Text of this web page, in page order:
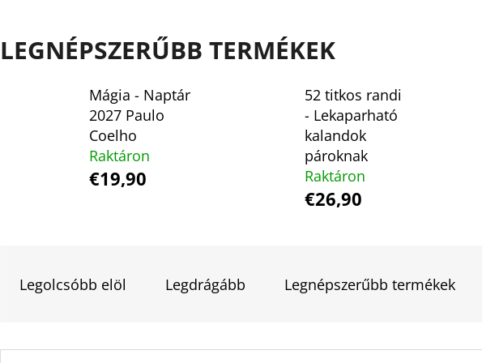
LEGNÉPSZERŰBB TERMÉKEK
Mágia - Naptár
2027 Paulo
Coelho
Raktáron
€19,90
52 titkos randi
- Lekaparható
kalandok
pároknak
Raktáron
€26,90
Legolcsóbb elöl Legdrágább Legnépszerűbb termékek
CAUGHT UP - RÁKATTANVA - FALLEN STARS - BUKOTT CSILLAGOK -
€18,90